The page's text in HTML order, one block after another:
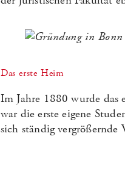
Das erste Heim
Im Jahre 1880 wurde das
war die erste eigene
sich ständig vergrößernde